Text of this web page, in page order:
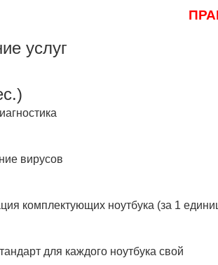
услуг
вирусов
комплектующих ноутбука (за 1
для каждого ноутбука свой